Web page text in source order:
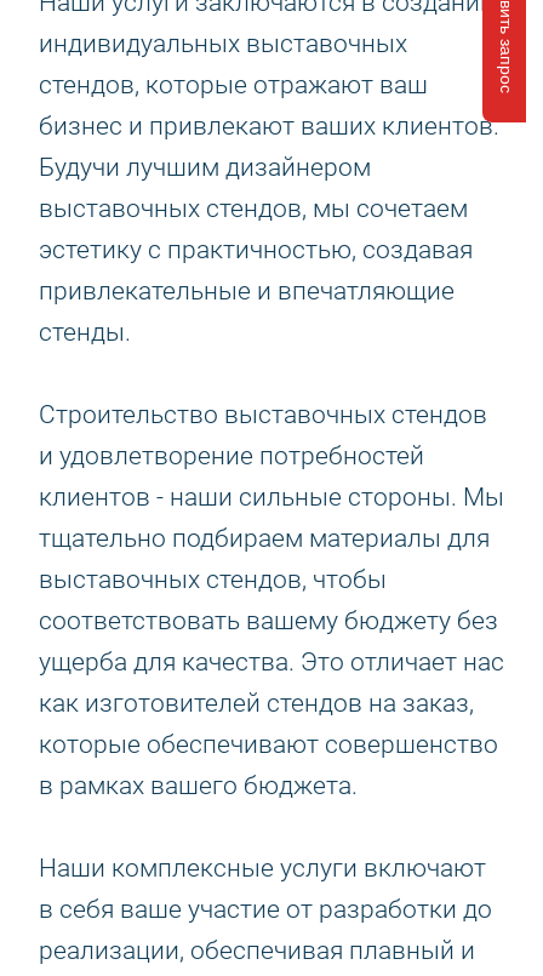
индивидуальных выставочных
стендов, которые отражают ваш
бизнес и привлекают ваших клиентов.
Будучи лучшим дизайнером
выставочных стендов, мы сочетаем
эстетику с практичностью, создавая
привлекательные и впечатляющие
стенды.
Строительство выставочных стендов
и удовлетворение потребностей
клиентов - наши сильные стороны. Мы
тщательно подбираем материалы для
выставочных стендов, чтобы
соответствовать вашему бюджету без
ущерба для качества. Это отличает нас
как изготовителей стендов на заказ,
которые обеспечивают совершенство
в рамках вашего бюджета.
Наши комплексные услуги включают
в себя ваше участие от разработки до
реализации, обеспечивая плавный и